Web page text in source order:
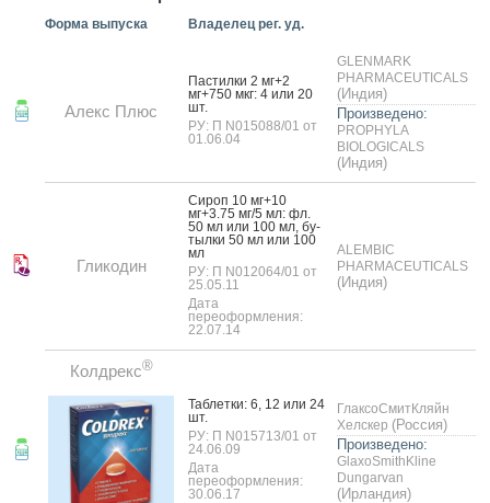
Форма выпуска Владелец рег. уд.
Алекс Плюс
Пас­тилки 2 мг+2
мг+750 мкг: 4 или 20
шт.
РУ: П N015088/01 от
01.06.04
GLENMARK
PHARMACEUTICALS
(Индия)
Произведено:
PROPHYLA
BIOLOGICALS
(Индия)
Гликодин
Си­роп 10 мг+10
мг+3.75 мг/5 мл: фл.
50 мл или 100 мл, бу­
тыл­ки 50 мл или 100
мл
РУ: П N012064/01 от
25.05.11
Дата
переоформления:
22.07.14
ALEMBIC
PHARMACEUTICALS
(Индия)
Колдрекс®
Таб­летки: 6, 12 или 24
шт.
РУ: П N015713/01 от
24.06.09
Дата
переоформления:
30.06.17
ГлаксоСмитКляйн
Хелскер (Россия)
Произведено:
GlaxoSmithKline
Dungarvan
(Ирландия)